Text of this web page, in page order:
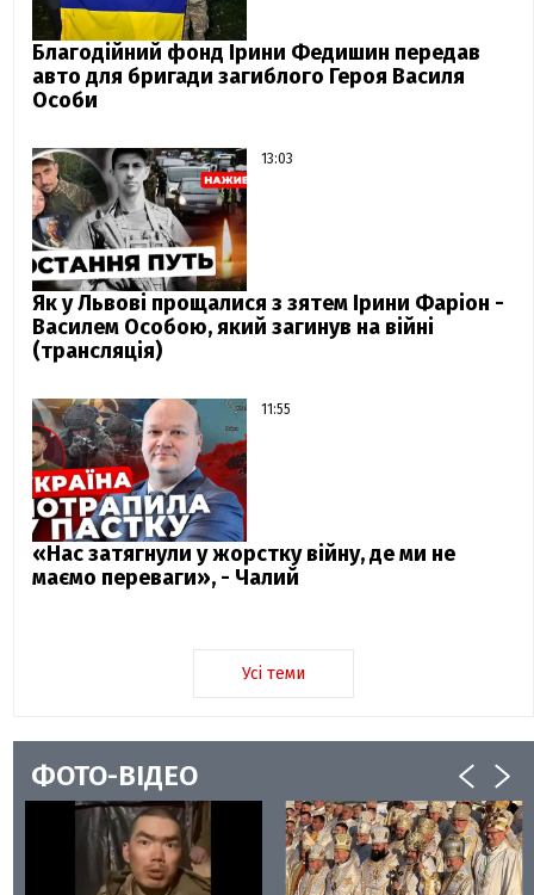
Благодійний фонд Ірини Федишин передав
авто для бригади загиблого Героя Василя
Особи
13:03
Як у Львові прощалися з зятем Ірини Фаріон -
Василем Особою, який загинув на війні
(трансляція)
11:55
«Нас затягнули у жорстку війну, де ми не
маємо переваги», - Чалий
Усі теми
ФОТО-ВІДЕО